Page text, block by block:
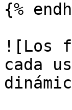
{%
![Los
cada